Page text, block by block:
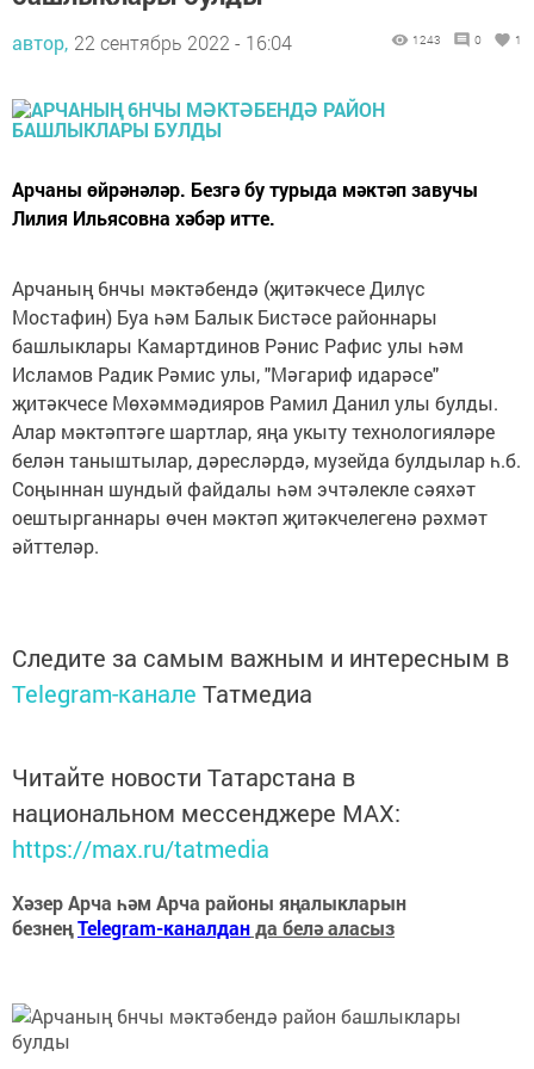
автор, 22 сентябрь 2022 - 16:04 1243 0 1
Арчаны өйрәнәләр. Безгә бу турыда мәктәп завучы
Лилия Ильясовна хәбәр итте.
Арчаның 6нчы мәктәбендә (җитәкчесе Дилүс
Мостафин) Буа һәм Балык Бистәсе районнары
башлыклары Камартдинов Рәнис Рафис улы һәм
Исламов Радик Рәмис улы, "Мәгариф идарәсе"
җитәкчесе Мөхәммәдияров Рамил Данил улы булды.
Алар мәктәптәге шартлар, яңа укыту технологияләре
белән таныштылар, дәресләрдә, музейда булдылар һ.б.
Соңыннан шундый файдалы һәм эчтәлекле сәяхәт
оештырганнары өчен мәктәп җитәкчелегенә рәхмәт
әйттеләр.
Следите за самым важным и интересным в
Telegram-канале Татмедиа
Читайте новости Татарстана в
национальном мессенджере MАХ:
https://max.ru/tatmedia
Хәзер Арча һәм Арча районы яңалыкларын
безнеңTelegram-каналданда белә аласыз